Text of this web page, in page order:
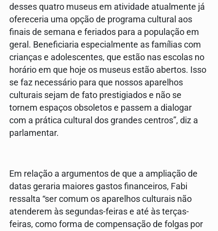
desses quatro museus em atividade atualmente já
ofereceria uma opção de programa cultural aos
finais de semana e feriados para a população em
geral. Beneficiaria especialmente as famílias com
crianças e adolescentes, que estão nas escolas no
horário em que hoje os museus estão abertos. Isso
se faz necessário para que nossos aparelhos
culturais sejam de fato prestigiados e não se
tornem espaços obsoletos e passem a dialogar
com a prática cultural dos grandes centros”, diz a
parlamentar.
Em relação a argumentos de que a ampliação de
datas geraria maiores gastos financeiros, Fabi
ressalta “ser comum os aparelhos culturais não
atenderem às segundas-feiras e até às terças-
feiras, como forma de compensação de folgas por